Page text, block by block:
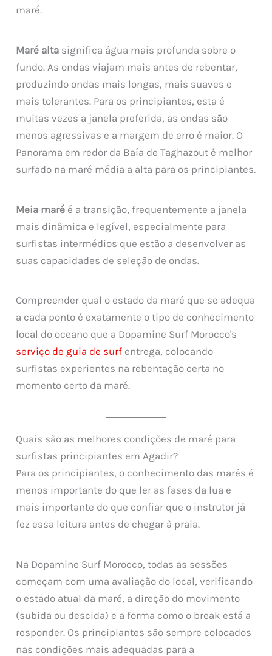
maré.
Maré alta significa água mais profunda sobre o
fundo. As ondas viajam mais antes de rebentar,
produzindo ondas mais longas, mais suaves e
mais tolerantes. Para os principiantes, esta é
muitas vezes a janela preferida, as ondas são
menos agressivas e a margem de erro é maior. O
Panorama em redor da Baía de Taghazout é melhor
surfado na maré média a alta para os principiantes.
Meia maré é a transição, frequentemente a janela
mais dinâmica e legível, especialmente para
surfistas intermédios que estão a desenvolver as
suas capacidades de seleção de ondas.
Compreender qual o estado da maré que se adequa
a cada ponto é exatamente o tipo de conhecimento
local do oceano que a Dopamine Surf Morocco's
serviço de guia de surf entrega, colocando
surfistas experientes na rebentação certa no
momento certo da maré.
Quais são as melhores condições de maré para
surfistas principiantes em Agadir?
Para os principiantes, o conhecimento das marés é
menos importante do que ler as fases da lua e
mais importante do que confiar que o instrutor já
fez essa leitura antes de chegar à praia.
Na Dopamine Surf Morocco, todas as sessões
começam com uma avaliação do local, verificando
o estado atual da maré, a direção do movimento
(subida ou descida) e a forma como o break está a
responder. Os principiantes são sempre colocados
nas condições mais adequadas para a